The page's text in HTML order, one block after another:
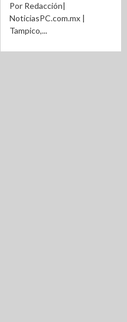
Por Redacción|
NoticiasPC.com.mx |
Tampico,...